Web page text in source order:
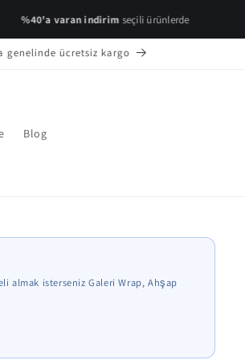
varan indirimseçili ürünlerde
genelinde ücretsiz kargo
Blog
almak isterseniz Galeri Wrap, Ahşap